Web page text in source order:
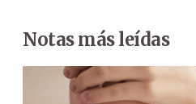
Notas más leídas